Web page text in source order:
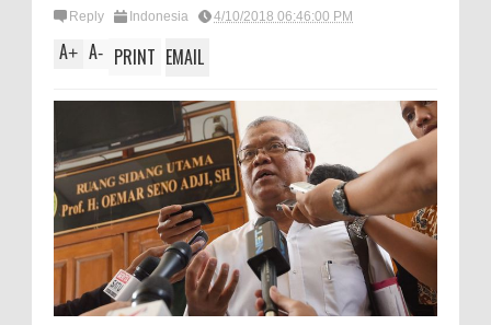
Reply Indonesia 4/10/2018 06:46:00 PM
A+ A- PRINT EMAIL